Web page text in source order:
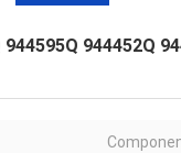
944452Q